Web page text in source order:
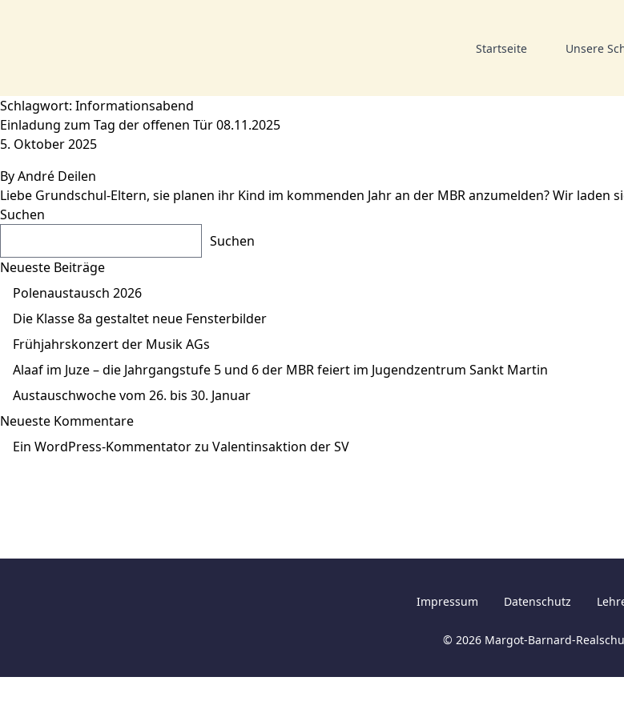
Startseite Unsere
Schlagwort: Informationsabend
Einladung zum Tag der offenen Tür 08.11.2025
5. Oktober 2025
ByAndré Deilen
Liebe Grundschul-Eltern, sie planen ihr Kind im kommenden Jahr an der MBR anzumelden? Wir laden
Suchen
Suchen
Neueste Beiträge
Polenaustausch 2026
Die Klasse 8a gestaltet neue Fensterbilder
Frühjahrskonzert der Musik AGs
Alaaf im Juze – die Jahrgangstufe 5 und 6 der MBR feiert im Jugendzentrum Sankt Martin
Austauschwoche vom 26. bis 30. Januar
Neueste Kommentare
Ein WordPress-Kommentatorzu Valentinsaktion der SV
Impressum Datenschutz
© 2026 Margot-Barnard-